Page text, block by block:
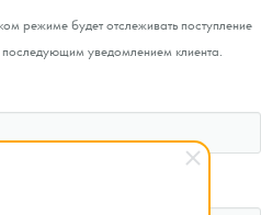
режиме будет отслеживать поступление
уведомлением клиента.